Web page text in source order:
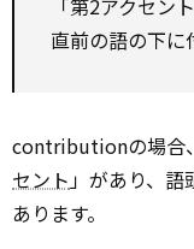
「第2アクセン
直前の語の下に
contributionの場合
セント」があり、語
あります。